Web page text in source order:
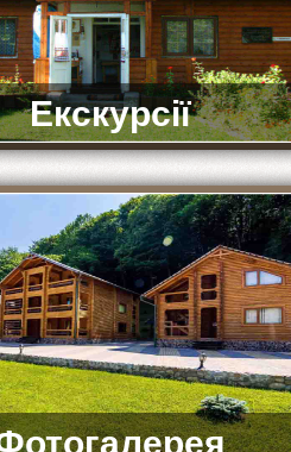
Екскурсії
відвідати музеї та історичні